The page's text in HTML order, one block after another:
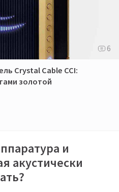
6
Crystal Cable CCI:
золотой
и
акустически